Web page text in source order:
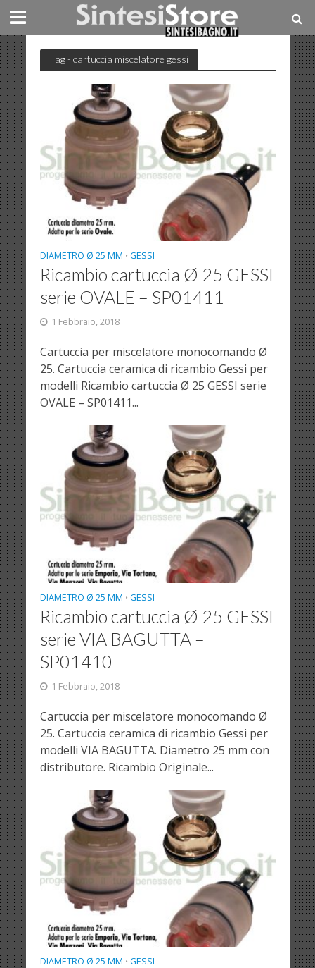
Tag - cartuccia miscelatore gessi
DIAMETRO Ø 25 MM • GESSI
Ricambio cartuccia Ø 25 GESSI
serie OVALE – SP01411
1 Febbraio, 2018
Cartuccia per miscelatore monocomando Ø
25. Cartuccia ceramica di ricambio Gessi per
modelli Ricambio cartuccia Ø 25 GESSI serie
OVALE – SP01411...
DIAMETRO Ø 25 MM • GESSI
Ricambio cartuccia Ø 25 GESSI
serie VIA BAGUTTA –
SP01410
1 Febbraio, 2018
Cartuccia per miscelatore monocomando Ø
25. Cartuccia ceramica di ricambio Gessi per
modelli VIA BAGUTTA. Diametro 25 mm con
distributore. Ricambio Originale...
DIAMETRO Ø 25 MM • GESSI